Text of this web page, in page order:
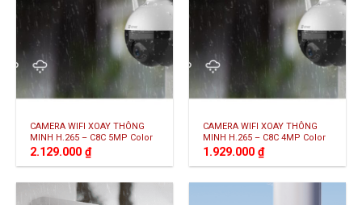
CAMERA WIFI XOAY THÔNG
MINH H.265 – C8C 5MP Color
2.129.000₫
CAMERA WIFI XOAY THÔNG
MINH H.265 – C8C 4MP Color
1.929.000₫